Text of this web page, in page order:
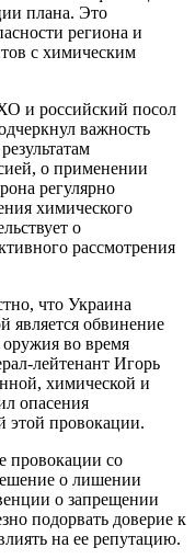
плана. Это
региона и
с химическим
и российский посол
важность
о применении
регулярно
химического
о
рассмотрения
что Украина
является обвинение
во время
лейтенант Игорь
химической и
опасения
этой провокации.
провокации со
о лишении
о запрещении
подорвать доверие к
на ее репутацию.